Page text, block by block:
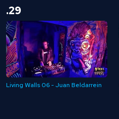
.29
Living Walls 06 - Juan Beldarrein